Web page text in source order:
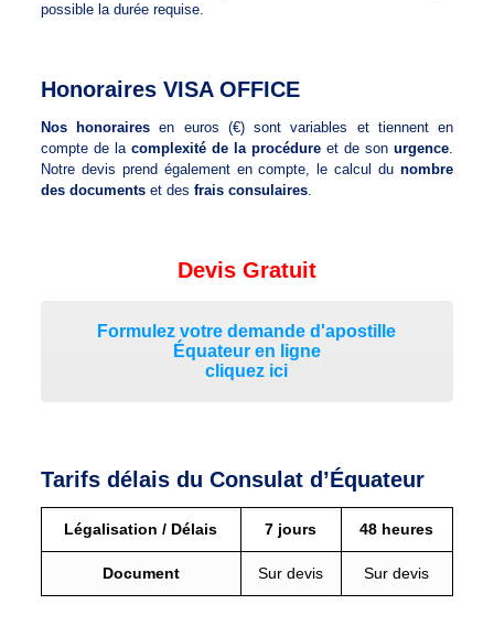
possible la durée requise.
Honoraires VISA OFFICE
Nos honoraires en euros (€) sont variables et tiennent en
compte de la complexité de la procédure et de sonurgence.
Notre devis prend également en compte, le calcul dunombre
des documents et des frais consulaires.
Devis Gratuit
Formulez votre demande d'apostille
Équateur en ligne
cliquez ici
Tarifs délais du Consulat d’Équateur
Légalisation / Délais 7 jours 48 heures
Document Sur devis Sur devis